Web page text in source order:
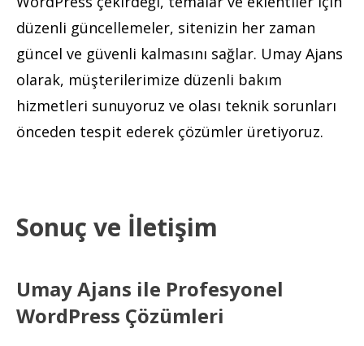
düzenli güncellemeler, sitenizin her zaman
güncel ve güvenli kalmasını sağlar. Umay Ajans
olarak, müşterilerimize düzenli bakım
hizmetleri sunuyoruz ve olası teknik sorunları
önceden tespit ederek çözümler üretiyoruz.
Sonuç ve İletişim
Umay Ajans ile Profesyonel
WordPress Çözümleri